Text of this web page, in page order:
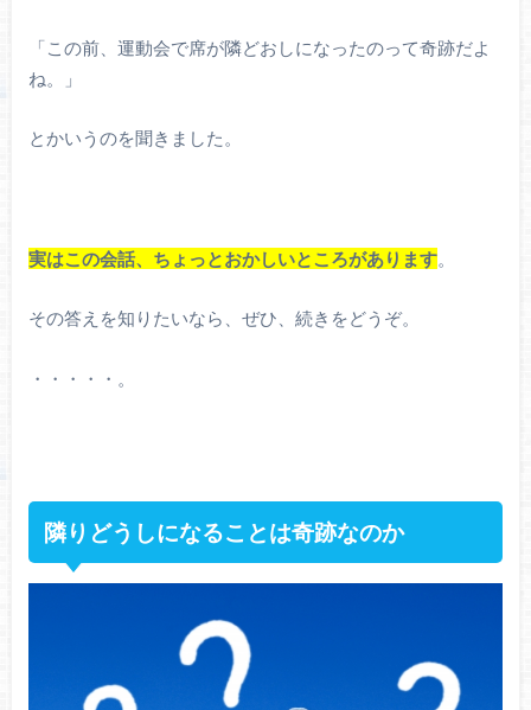
「この前、運動会で席が隣どおしになったのって奇跡だよ
ね。」
とかいうのを聞きました。
実はこの会話、ちょっとおかしいところがあります。
その答えを知りたいなら、ぜひ、続きをどうぞ。
・・・・・。
隣りどうしになることは奇跡なのか